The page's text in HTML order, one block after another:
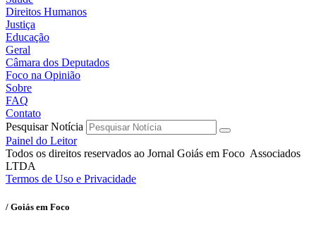
Direitos Humanos
Justiça
Educação
Geral
Câmara dos Deputados
Foco na Opinião
Sobre
FAQ
Contato
Pesquisar Notícia
Painel do Leitor
Todos os direitos reservados ao Jornal Goiás em Foco Associados
LTDA
Termos de Uso e Privacidade
/ Goiás em Foco